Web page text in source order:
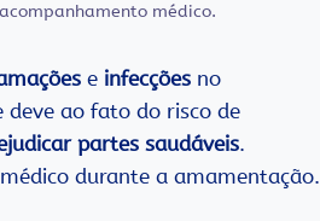
médico.
e infecções no
deve ao fato do risco de
partes saudáveis.
durante a amamentação.